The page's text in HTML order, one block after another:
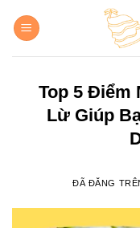
đến
Top 5 Điểm
Lừ Giúp
ĐÃ ĐĂNG